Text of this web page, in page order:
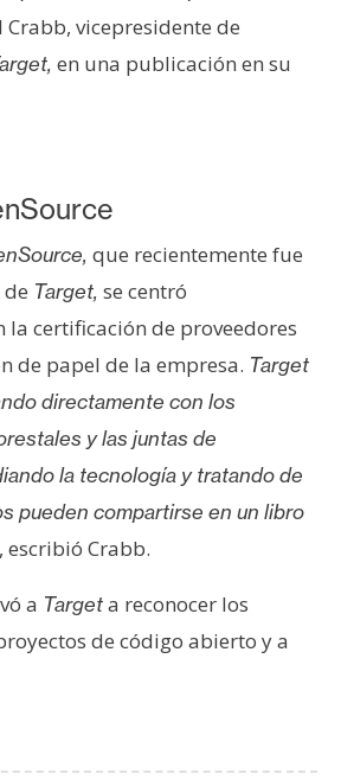
Crabb, vicepresidente de
en una publicación en su
que recientemente fue
Target, se centró
certificación de proveedores
de papel de la empresa. Target
directamente con los
y las juntas de
la tecnología y tratando de
pueden compartirse en un libro
, escribió Crabb.
a Targeta reconocer los
de código abierto y a